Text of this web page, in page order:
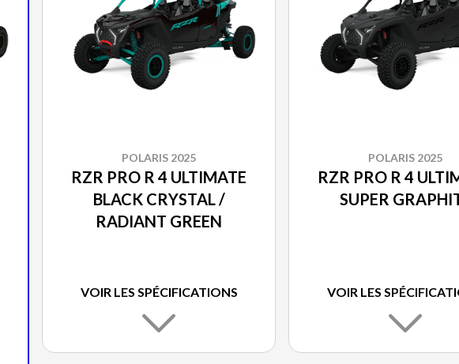
POLARIS 2025
RZR PRO R 4 ULTIMATE
BLACK CRYSTAL /
RADIANT GREEN
VOIR LES SPÉCIFICATIONS
POLARIS 2025
RZR PRO R 4
SUPER
VOIR LES